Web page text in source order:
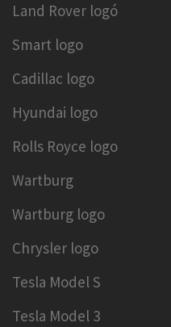
Land Rover logó
Smart logo
Cadillac logo
Hyundai logo
Rolls Royce logo
Wartburg
Wartburg logo
Chrysler logo
Tesla Model S
Tesla Model 3